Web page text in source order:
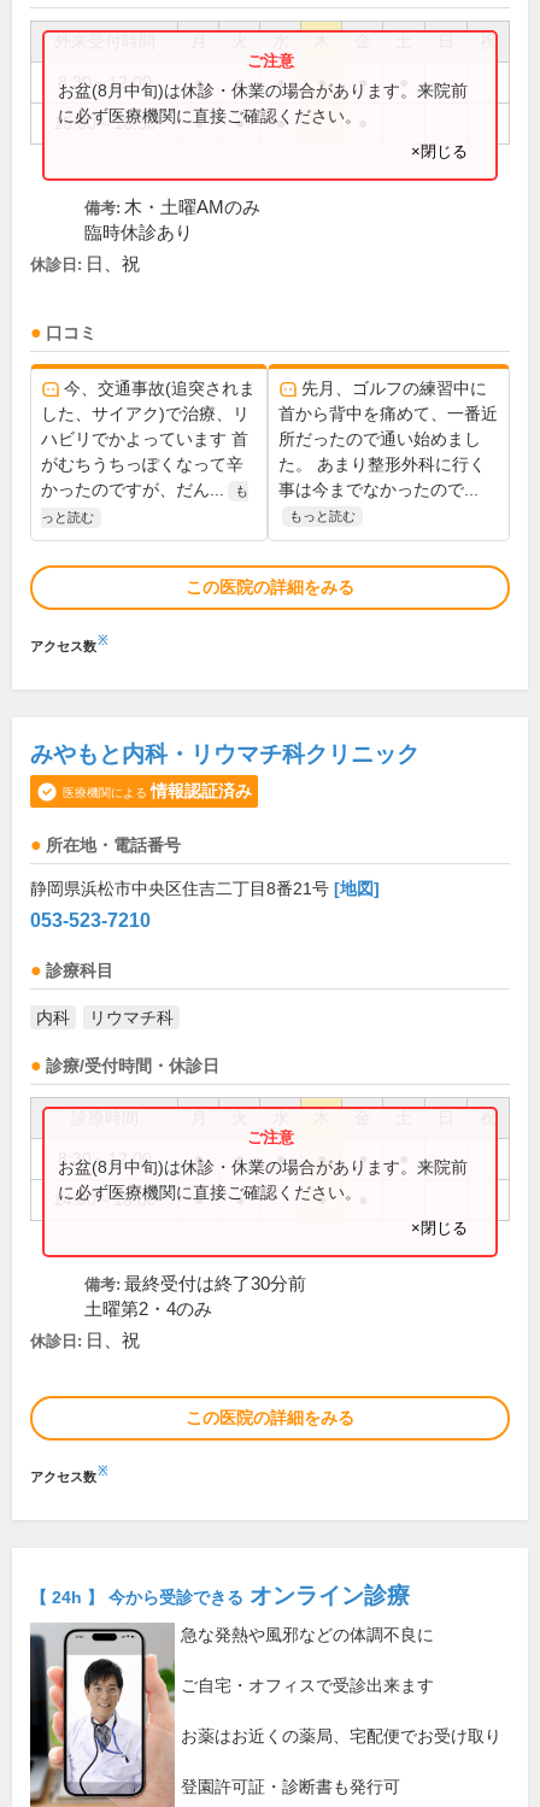
祝
8:30～12:00 ● ● ● ● ●
15:00～18:30 ● ● ●
お盆(8月中旬)は休診・休業の場合があります。来院前
に必ず医療機関に直接ご確認ください。
×閉じる
備考: 木・土曜AMのみ
臨時休診あり
休診日: 日、祝
口コミ
今、交通事故(追突されま
した、サイアク)で治療、リ
ハビリでかよっています 首
がむちうちっぽくなって辛
かったのですが、だん...
も
っと読む
先月、ゴルフの練習中に
首から背中を痛めて、一番近
所だったので通い始めまし
た。 あまり整形外科に行く
事は今までなかったので...
もっと読む
この医院の詳細をみる
アクセス数※
みやもと内科・リウマチ科クリニック
医療機関による 情報認証済み
所在地・電話番号
静岡県浜松市中央区住吉二丁目8番21号 [地図]
053-523-7210
診療科目
内科 リウマチ科
診療/受付時間・休診日
祝
8:30～12:00 ● ● ● ● ●
14:00～18:00 ● ● ●
お盆(8月中旬)は休診・休業の場合があります。来院前
に必ず医療機関に直接ご確認ください。
×閉じる
備考: 最終受付は終了30分前
土曜第2・4のみ
休診日: 日、祝
この医院の詳細をみる
アクセス数※
【 24h 】 今から受診できる オンライン診療
急な発熱や風邪などの体調不良に
ご自宅・オフィスで受診出来ます
お薬はお近くの薬局、宅配便でお受け取り
登園許可証・診断書も発行可